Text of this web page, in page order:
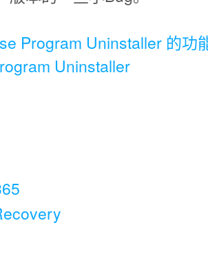
Program Uninstaller 的功
Uninstaller